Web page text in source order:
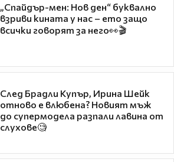
„Спайдър-мен: Нов ден“ буквално
взриви кината у нас – ето защо
всички говорят за него👀🎬
След Брадли Купър, Ирина Шейк
отново е влюбена? Новият мъж
до супермодела разпали лавина от
слухове🧐